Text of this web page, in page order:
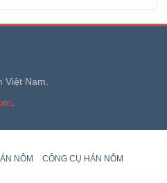
Nam.
NÔM CÔNG CỤ HÁN NÔM